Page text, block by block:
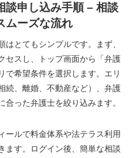
談申し込み手順 – 相談
ムーズな流れ
とてもシンプルです。まず、
セスし、トップ画面から「弁護
で希望条件を選択します。エリ
続、離婚、不動産など）、弁護
った弁護士を絞り込みます。
ールで料金体系や法テラス利用
ます。ログイン後、簡単な相談